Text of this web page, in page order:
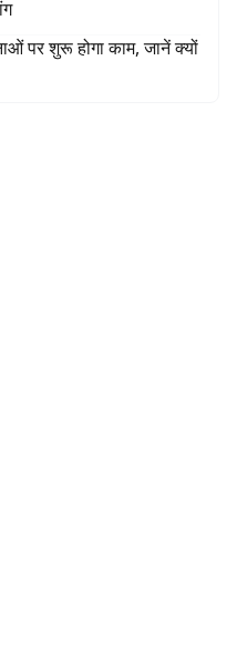
पर शुरू होगा काम, जानें क्यों